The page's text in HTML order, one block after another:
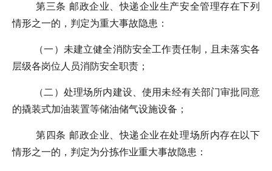
第三条 邮政企业、快递企业生产安全管理存在下列
情形之一的，判定为重大事故隐患：
（一）未建立健全消防安全工作责任制，且未落实各
层级各岗位人员消防安全职责；
（二）处理场所内建设、使用未经有关部门审批同意
的撬装式加油装置等储油储气设施设备；
第四条 邮政企业、快递企业在处理场所内存在以下
情形之一的，判定为分拣作业重大事故隐患：